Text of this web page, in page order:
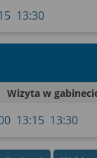
13:30
Wizyta w
13:15 13:30